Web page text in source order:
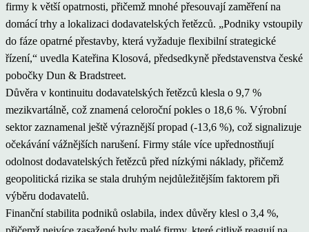
firmy k větší opatrnosti, přičemž mnohé přesouvají zaměření na
domácí trhy a lokalizaci dodavatelských řetězců. „Podniky vstoupily
do fáze opatrné přestavby, která vyžaduje flexibilní strategické
řízení,“ uvedla Kateřina Klosová, předsedkyně představenstva české
pobočky Dun & Bradstreet.
Důvěra v kontinuitu dodavatelských řetězců klesla o 9,7 %
mezikvartálně, což znamená celoroční pokles o 18,6 %. Výrobní
sektor zaznamenal ještě výraznější propad (-13,6 %), což signalizuje
očekávání vážnějších narušení. Firmy stále více upřednostňují
odolnost dodavatelských řetězců před nízkými náklady, přičemž
geopolitická rizika se stala druhým nejdůležitějším faktorem při
výběru dodavatelů.
Finanční stabilita podniků oslabila, index důvěry klesl o 3,4 %,